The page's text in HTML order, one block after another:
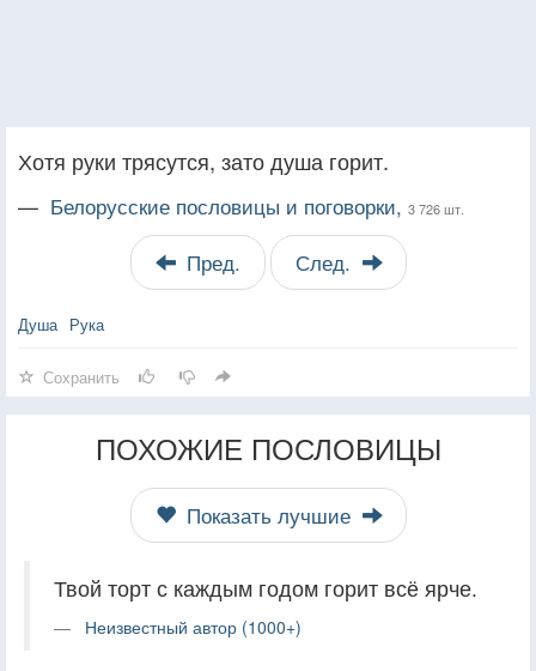
Хотя руки трясутся, зато душа горит.
— Белорусские пословицы и поговорки, 3 726 шт.
Пред. След.
Душа Рука
Сохранить
ПОХОЖИЕ ПОСЛОВИЦЫ
Показать лучшие
Твой торт с каждым годом горит всё ярче.
Неизвестный автор (1000+)